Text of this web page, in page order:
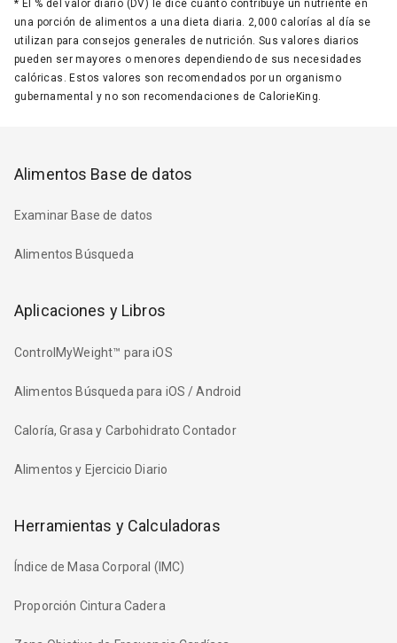
* El % del valor diario (DV) le dice cuánto contribuye un nutriente en
una porción de alimentos a una dieta diaria. 2,000 calorías al día se
utilizan para consejos generales de nutrición. Sus valores diarios
pueden ser mayores o menores dependiendo de sus necesidades
calóricas. Estos valores son recomendados por un organismo
gubernamental y no son recomendaciones de CalorieKing.
Alimentos Base de datos
Examinar Base de datos
Alimentos Búsqueda
Aplicaciones y Libros
ControlMyWeight™ para iOS
Alimentos Búsqueda para iOS / Android
Caloría, Grasa y Carbohidrato Contador
Alimentos y Ejercicio Diario
Herramientas y Calculadoras
Índice de Masa Corporal (IMC)
Proporción Cintura Cadera